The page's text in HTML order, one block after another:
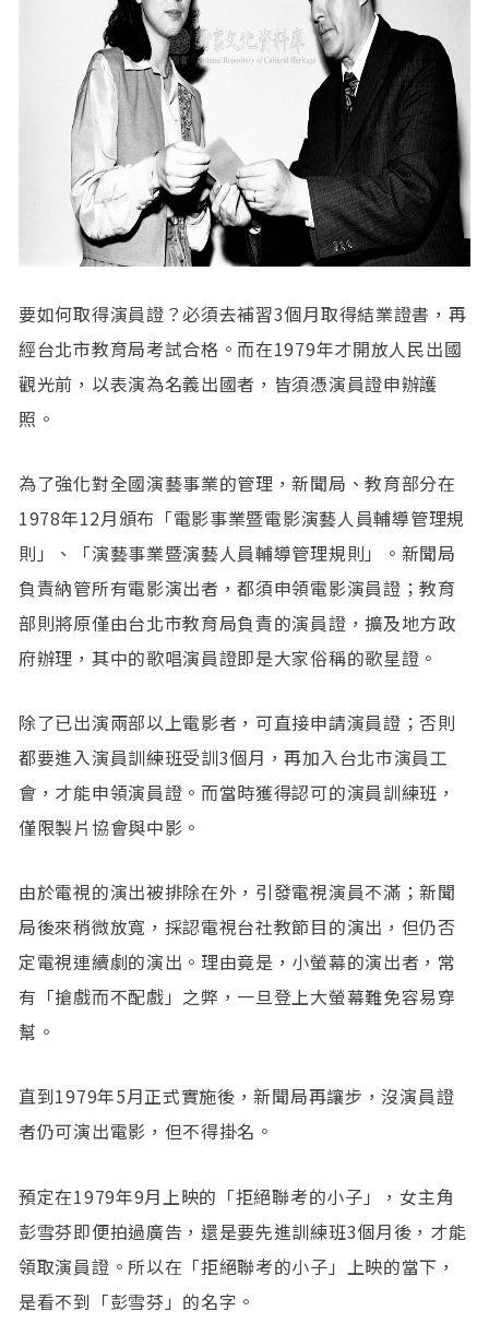
要如何取得演員證？必須去補習3個月取得結業證書，再
經台北市教育局考試合格。而在1979年才開放人民出國
觀光前，以表演為名義出國者，皆須憑演員證申辦護
照。
為了強化對全國演藝事業的管理，新聞局、教育部分在
1978年12月頒布「電影事業暨電影演藝人員輔導管理規
則」、「演藝事業暨演藝人員輔導管理規則」。新聞局
負責納管所有電影演出者，都須申領電影演員證；教育
部則將原僅由台北市教育局負責的演員證，擴及地方政
府辦理，其中的歌唱演員證即是大家俗稱的歌星證。
除了已出演兩部以上電影者，可直接申請演員證；否則
都要進入演員訓練班受訓3個月，再加入台北市演員工
會，才能申領演員證。而當時獲得認可的演員訓練班，
僅限製片協會與中影。
由於電視的演出被排除在外，引發電視演員不滿；新聞
局後來稍微放寬，採認電視台社教節目的演出，但仍否
定電視連續劇的演出。理由竟是，小螢幕的演出者，常
有「搶戲而不配戲」之弊，一旦登上大螢幕難免容易穿
幫。
直到1979年5月正式實施後，新聞局再讓步，沒演員證
者仍可演出電影，但不得掛名。
預定在1979年9月上映的「拒絕聯考的小子」，女主角
彭雪芬即便拍過廣告，還是要先進訓練班3個月後，才能
領取演員證。所以在「拒絕聯考的小子」上映的當下，
是看不到「彭雪芬」的名字。